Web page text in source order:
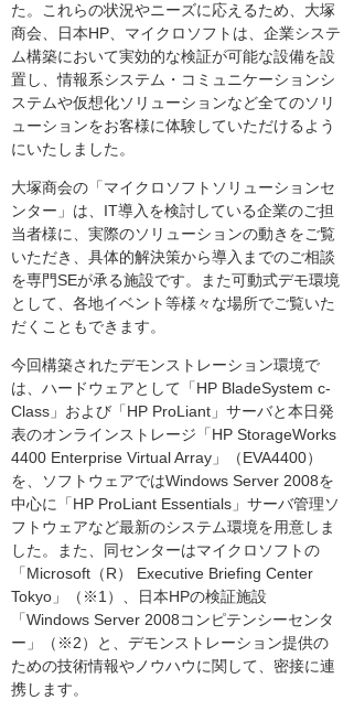
た。これらの状況やニーズに応えるため、大塚
商会、日本HP、マイクロソフトは、企業システ
ム構築において実効的な検証が可能な設備を設
置し、情報系システム・コミュニケーションシ
ステムや仮想化ソリューションなど全てのソリ
ューションをお客様に体験していただけるよう
にいたしました。
大塚商会の「マイクロソフトソリューションセ
ンター」は、IT導入を検討している企業のご担
当者様に、実際のソリューションの動きをご覧
いただき、具体的解決策から導入までのご相談
を専門SEが承る施設です。また可動式デモ環境
として、各地イベント等様々な場所でご覧いた
だくこともできます。
今回構築されたデモンストレーション環境で
は、ハードウェアとして「HP BladeSystem c-
Class」および「HP ProLiant」サーバと本日発
表のオンラインストレージ「HP StorageWorks
4400 Enterprise Virtual Array」（EVA4400）
を、ソフトウェアではWindows Server 2008を
中心に「HP ProLiant Essentials」サーバ管理ソ
フトウェアなど最新のシステム環境を用意しま
した。また、同センターはマイクロソフトの
「Microsoft（R） Executive Briefing Center
Tokyo」（※1）、日本HPの検証施設
「Windows Server 2008コンピテンシーセンタ
ー」（※2）と、デモンストレーション提供の
ための技術情報やノウハウに関して、密接に連
携します。